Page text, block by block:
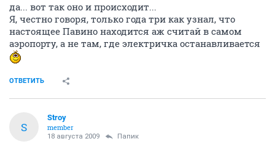
да... вот так оно и происходит...
Я, честно говоря, только года три как узнал, что
настоящее Павино находится аж считай в самом
аэропорту, а не там, где электричка останавливается
ОТВЕТИТЬ
S
Stroy
member
18 августа 2009 Папик